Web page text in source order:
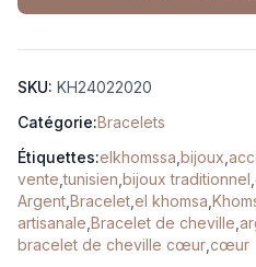
SKU: KH24022020
Catégorie:Bracelets
Étiquettes:elkhomssa bijoux
vente ,tunisien bijoux traditionnel
Argent Bracelet el khomsa
artisanale Bracelet de cheville
bracelet de cheville cœur cœur